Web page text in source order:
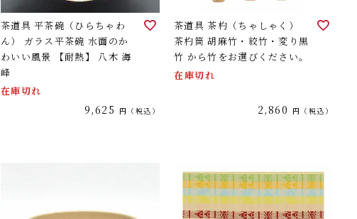
茶道具 平茶碗（ひらちゃわ
ん） ガラス平茶碗 水面のか
わいい風景 【耐熱】 八木 海
峰
在庫切れ
9,625 税込
茶道具 茶杓（ちゃしゃく）
茶杓筒 胡麻竹・絞竹・変り黒
竹 から竹をお選びください。
在庫切れ
2,860 税込